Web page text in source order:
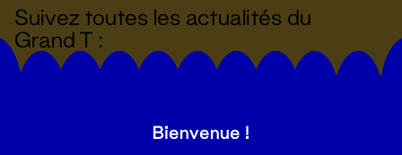
Suivez toutes les actualités du
Grand T :
Bienvenue !